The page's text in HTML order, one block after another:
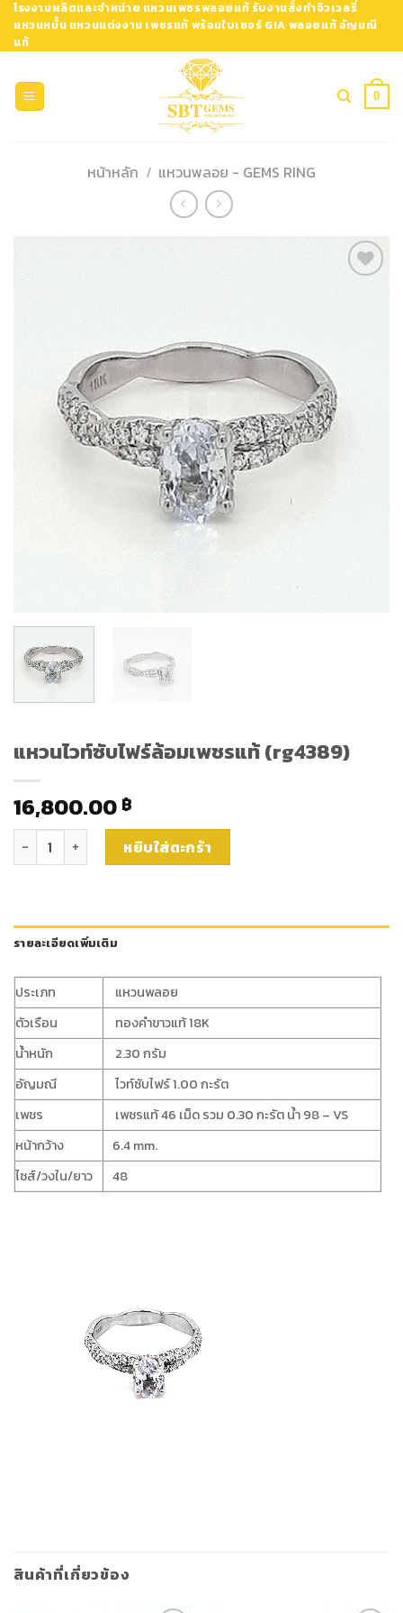
Skip
content
โรงงานผลิตและจำหน่าย แหวนเพชรพลอยแท้ รับงานสั่งทำจิวเวลรี่
แหวนหมั้น แหวนแต่งงาน เพชรแท้ พร้อมใบเซอร์ GIA พลอยแท้ อัญมณี
แท้
0
หน้าหลัก / แหวนพลอย - GEMS RING
แหวนไวท์ซับไฟร์ล้อมเพชรแท้ (rg4389)
16,800.00 ฿
จำนวน แหวนไวท์ซับไฟร์ล้อมเพชรแท้ (rg4389) ชิ้น
หยิบใส่ตะกร้า
รายละเอียดเพิ่มเติม
ประเภท
แหวนพลอย
ตัวเรือน
ทองคำขาวแท้ 18K
น้ำหนัก
2.30 กรัม
อัญมณี
ไวท์ซับไฟร์ 1.00 กะรัต
เพชร
เพชรแท้ 46 เม็ด รวม 0.30 กะรัต น้ำ 98 – VS
หน้ากว้าง
6.4 mm.
ไซส์/วงใน/ยาว
48
สินค้าที่เกี่ยวข้อง